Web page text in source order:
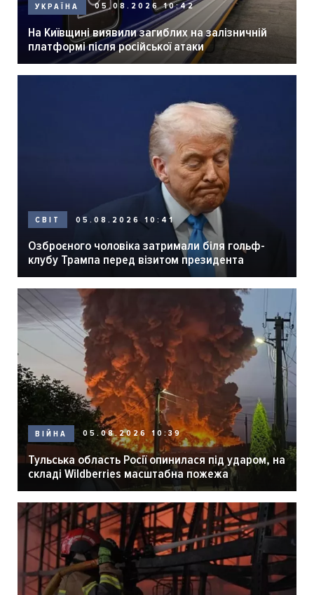
УКРАЇНА 05.08.2026 10:42
На Київщині виявили загиблих на залізничній
платформі після російської атаки
СВІТ 05.08.2026 10:41
Озброєного чоловіка затримали біля гольф-
клубу Трампа перед візитом президента
ВІЙНА 05.08.2026 10:39
Тульська область Росії опинилася під ударом, на
складі Wildberries масштабна пожежа